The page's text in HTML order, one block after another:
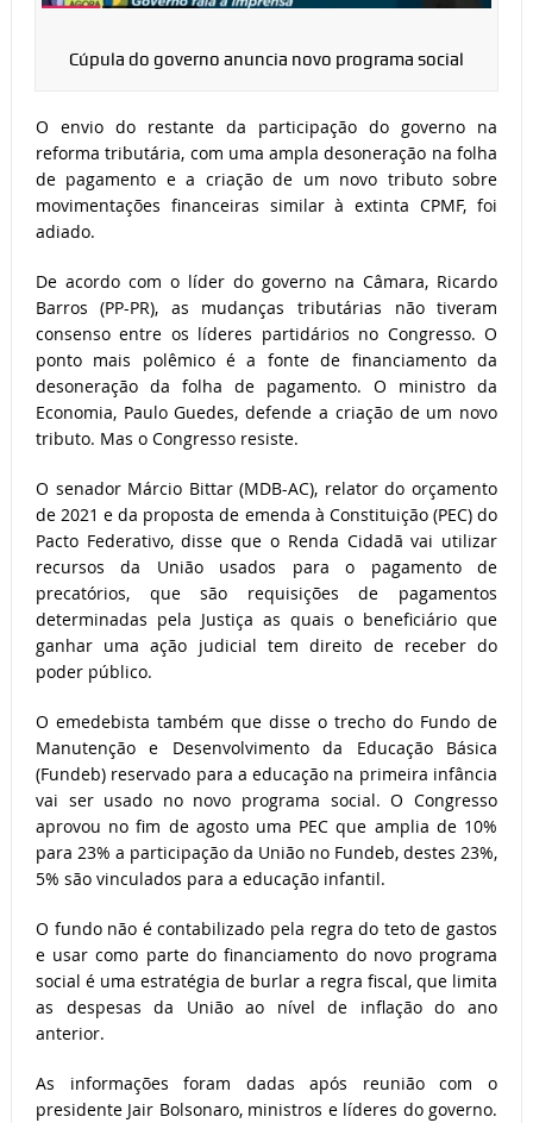
Cúpula do governo anuncia novo programa social
O envio do restante da participação do governo na
reforma tributária, com uma ampla desoneração na folha
de pagamento e a criação de um novo tributo sobre
movimentações financeiras similar à extinta CPMF, foi
adiado.
De acordo com o líder do governo na Câmara, Ricardo
Barros (PP-PR), as mudanças tributárias não tiveram
consenso entre os líderes partidários no Congresso. O
ponto mais polêmico é a fonte de financiamento da
desoneração da folha de pagamento. O ministro da
Economia, Paulo Guedes, defende a criação de um novo
tributo. Mas o Congresso resiste.
O senador Márcio Bittar (MDB-AC), relator do orçamento
de 2021 e da proposta de emenda à Constituição (PEC) do
Pacto Federativo, disse que o Renda Cidadã vai utilizar
recursos da União usados para o pagamento de
precatórios, que são requisições de pagamentos
determinadas pela Justiça as quais o beneficiário que
ganhar uma ação judicial tem direito de receber do
poder público.
O emedebista também que disse o trecho do Fundo de
Manutenção e Desenvolvimento da Educação Básica
(Fundeb) reservado para a educação na primeira infância
vai ser usado no novo programa social. O Congresso
aprovou no fim de agosto uma PEC que amplia de 10%
para 23% a participação da União no Fundeb, destes 23%,
5% são vinculados para a educação infantil.
O fundo não é contabilizado pela regra do teto de gastos
e usar como parte do financiamento do novo programa
social é uma estratégia de burlar a regra fiscal, que limita
as despesas da União ao nível de inflação do ano
anterior.
As informações foram dadas após reunião com o
presidente Jair Bolsonaro, ministros e líderes do governo.